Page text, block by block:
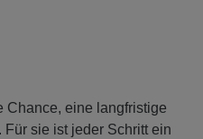
Chance, eine langfristige
sie ist jeder Schritt ein